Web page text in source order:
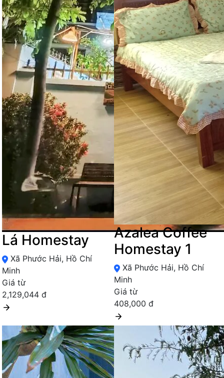
Lá Homestay
Xã Phước Hải, Hồ Chí
Minh
Giá từ
2,129,044 đ
Azalea Coffee
Homestay 1
Xã Phước Hải, Hồ Chí
Minh
Giá từ
408,000 đ